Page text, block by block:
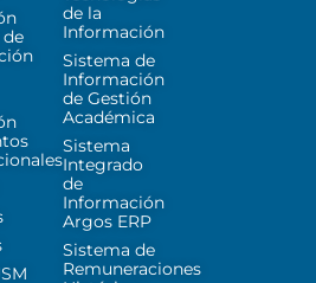
de
de la
Información
Sistema de
Información
de Gestión
Académica
Sistema
Integrado
de
Información
Argos ERP
Sistema de
Remuneraciones